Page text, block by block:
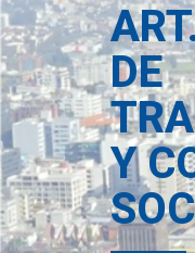
DE
Y